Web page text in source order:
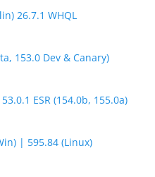
26.7.1 WHQL
153.0 Dev & Canary)
ESR (154.0b, 155.0a)
| 595.84 (Linux)